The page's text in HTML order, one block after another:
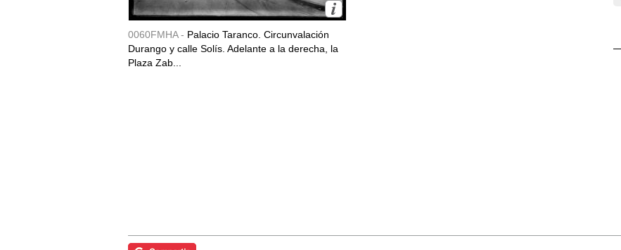
0060FMHA - Palacio Taranco. Circunvalación
Durango y calle Solís. Adelante a la derecha, la
Plaza Zab...